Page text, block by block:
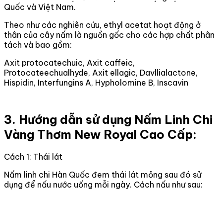
Quốc và Việt Nam.
Theo như các nghiên cứu, ethyl acetat hoạt động ở
thân của cây nấm là nguồn gốc cho các hợp chất phân
tách và bao gồm:
Axit protocatechuic, Axit caffeic,
Protocateechualhyde, Axit ellagic, Davllialactone,
Hispidin, Interfungins A, Hypholomine B, Inscavin
3. Hướng dẫn sử dụng Nấm Linh Chi
Vàng Thơm New Royal Cao Cấp:
Cách 1: Thái lát
Nấm linh chi Hàn Quốc đem thái lát mỏng sau đó sử
dụng để nấu nước uống mỗi ngày. Cách nấu như sau: